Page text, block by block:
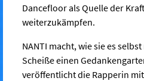
Dancefloor als Quelle der
weiterzukämpfen.
NANTI macht, wie sie es
Scheiße einen
veröffentlicht die Rapperin